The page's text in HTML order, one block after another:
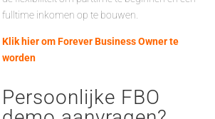
fulltime inkomen op te bouwen.
Klik hier om Forever Business Owner te
worden
Persoonlijke FBO